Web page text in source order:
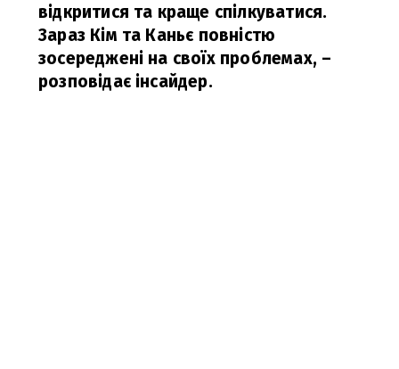
відкритися та краще спілкуватися.
Зараз Кім та Каньє повністю
зосереджені на своїх проблемах, –
розповідає інсайдер.